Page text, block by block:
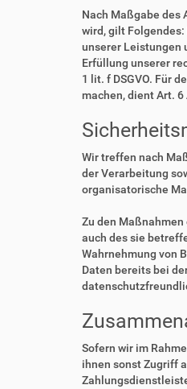
Nach Maßgabe des
wird, gilt
unserer Leistungen
Erfüllung unserer
1 lit. f DSGVO. Für
machen, dient Art. 6
Wir treffen nach
der Verarbeitung
organisatorische
Zu den
auch des sie
Wahrnehmung von
Daten bereits bei
Sofern wir im
ihnen sonst Zugriff